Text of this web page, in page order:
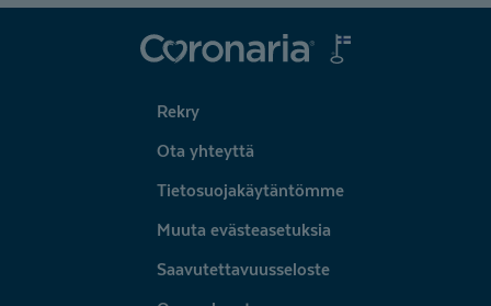
Coronaria
Rekry
Ota yhteyttä
Tietosuojakäytäntömme
Muuta evästeasetuksia
Saavutettavuusseloste